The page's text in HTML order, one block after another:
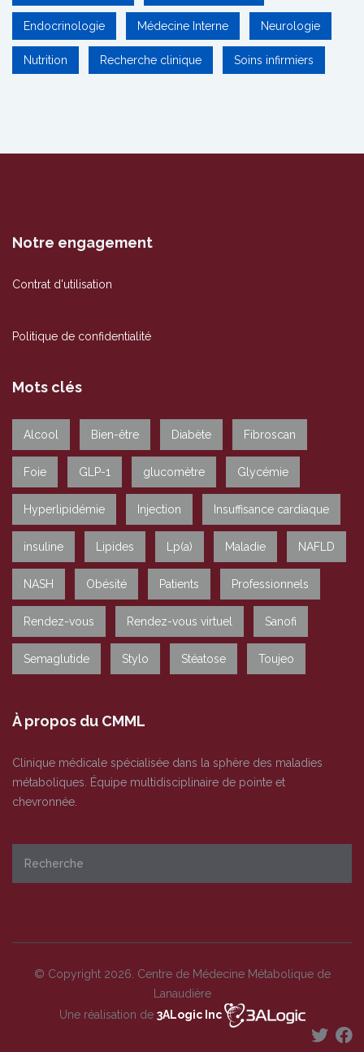
Endocrinologie Médecine Interne Neurologie
Nutrition Recherche clinique Soins infirmiers
Notre engagement
Contrat d'utilisation
Politique de confidentialité
Mots clés
Alcool Bien-être Diabète Fibroscan
Foie GLP-1 glucomètre Glycémie
Hyperlipidémie Injection Insuffisance cardiaque
insuline Lipides Lp(a) Maladie NAFLD
NASH Obésité Patients Professionnels
Rendez-vous Rendez-vous virtuel Sanofi
Semaglutide Stylo Stéatose Toujeo
À propos du CMML
Clinique médicale spécialisée dans la sphère des maladies
métaboliques. Équipe multidisciplinaire de pointe et
chevronnée.
© Copyright 2026. Centre de Médecine Métabolique de
Lanaudière
Une réalisation de 3ALogic Inc